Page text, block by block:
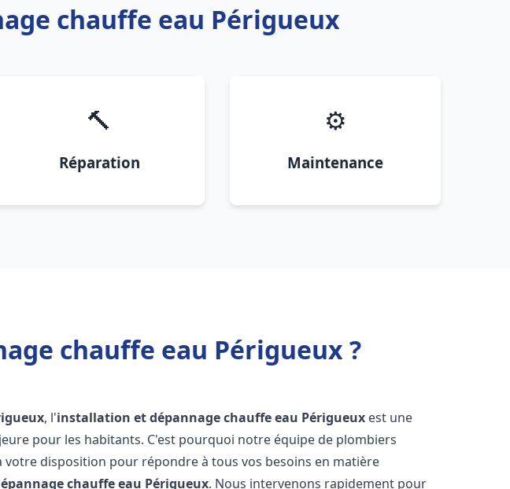
chauffe eau Périgueux
🔨
Réparation
⚙️
Maintenance
chauffe eau Périgueux ?
, l'installation et dépannage chauffe eau Périgueux est une
pour les habitants. C'est pourquoi notre équipe de plombiers
votre disposition pour répondre à tous vos besoins en matière
chauffe eau Périgueux. Nous intervenons rapidement pour